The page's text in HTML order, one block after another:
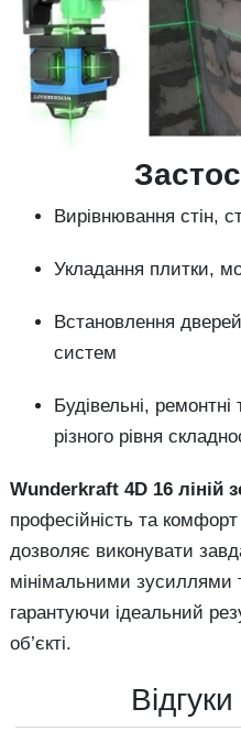
Вирівнювання стін,
Укладання плитки,
Встановлення
систем
Будівельні,
різного рівня
Wunderkraft 4D 16 ліній
професійність та
дозволяє виконувати
мінімальними зусиллями
гарантуючи ідеальний
об’єкті.